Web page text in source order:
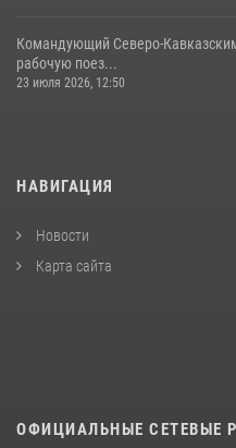
Командующий Северо-
рабочую поез...
23 июля 2026, 12:50
НАВИГАЦИЯ
Новости
Карта сайта
ОФИЦИАЛЬНЫЕ СЕТЕВЫЕ